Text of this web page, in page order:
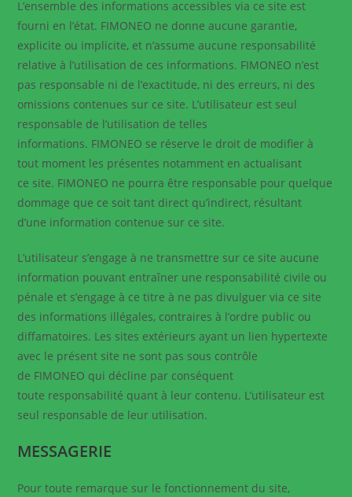
L’ensemble des informations accessibles via ce site est
fourni en l’état. FIMONEO ne donne aucune garantie,
explicite ou implicite, et n’assume aucune responsabilité
relative à l’utilisation de ces informations. FIMONEO n’est
pas responsable ni de l’exactitude, ni des erreurs, ni des
omissions contenues sur ce site. L’utilisateur est seul
responsable de l’utilisation de telles
informations. FIMONEO se réserve le droit de modifier à
tout moment les présentes notamment en actualisant
ce site. FIMONEO ne pourra être responsable pour quelque
dommage que ce soit tant direct qu’indirect, résultant
d’une information contenue sur ce site.
L’utilisateur s’engage à ne transmettre sur ce site aucune
information pouvant entraîner une responsabilité civile ou
pénale et s’engage à ce titre à ne pas divulguer via ce site
des informations illégales, contraires à l’ordre public ou
diffamatoires. Les sites extérieurs ayant un lien hypertexte
avec le présent site ne sont pas sous contrôle
de FIMONEO qui décline par conséquent
toute responsabilité quant à leur contenu. L’utilisateur est
seul responsable de leur utilisation.
MESSAGERIE
Pour toute remarque sur le fonctionnement du site,